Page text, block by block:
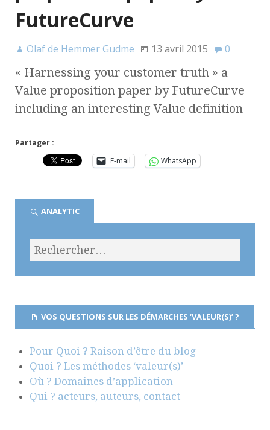
FutureCurve
Olaf de Hemmer Gudme 13 avril 2015 0
« Harnessing your customer truth » a
Value proposition paper by FutureCurve
including an interesting Value definition
Partager :
E-mail
WhatsApp
ANALYTIC
VOS QUESTIONS SUR LES DÉMARCHES ‘VALEUR(S)’ ?
Pour Quoi ? Raison d’être du blog
Quoi ? Les méthodes ‘valeur(s)’
Où ? Domaines d’application
Qui ? acteurs, auteurs, contact